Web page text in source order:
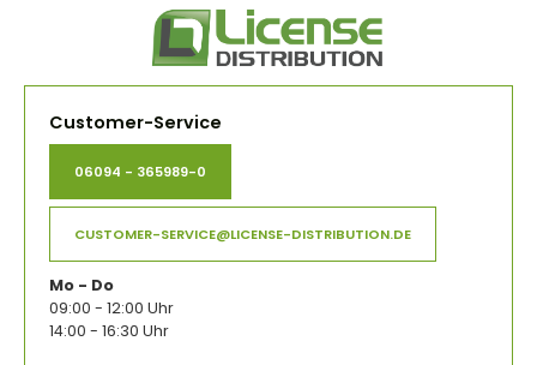
Customer-Service
06094 - 365989-0
CUSTOMER-SERVICE@LICENSE-DISTRIBUTION.DE
Mo - Do
09:00 - 12:00 Uhr
14:00 - 16:30 Uhr